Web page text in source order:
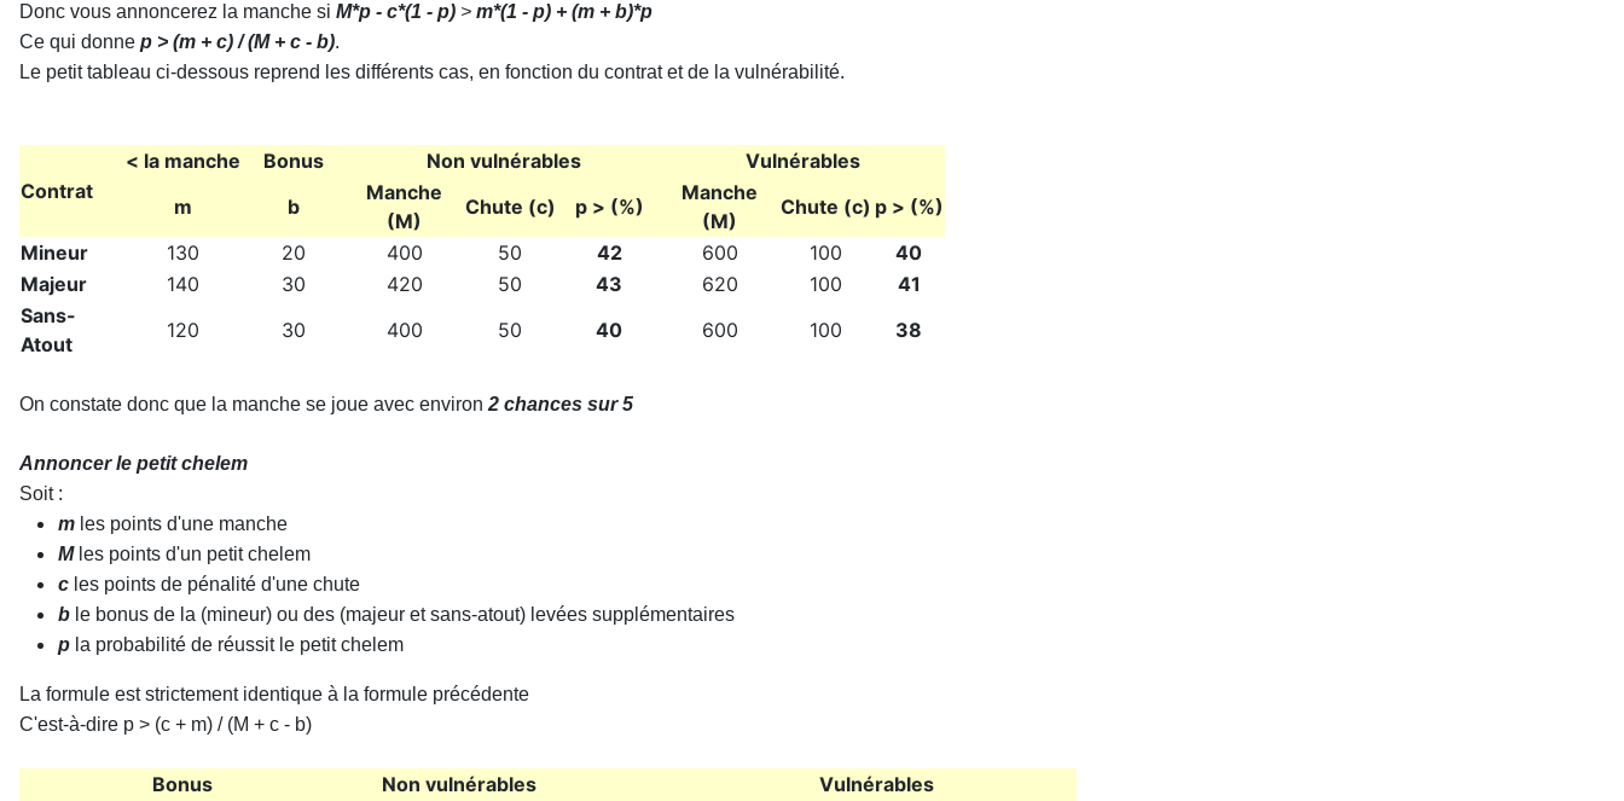
Donc vous annoncerez la manche si M*p - c*(1 - p) > m*(1 - p) + (m + b)*p
Ce qui donne p > (m + c) / (M + c - b).
Le petit tableau ci-dessous reprend les différents cas, en fonction du contrat et de la vulnérabilité.
Contrat
< la manche Bonus Non vulnérables
Vulnérables
m
b
Manche
(M)
Chute (c) p > (%)
Manche
(M)
Chute (c) p > (%)
Mineur
130 20 400 50 42 600 100
40
Majeur
140 30 420 50 43 620 100
41
Sans-
Atout
120 30 400 50 40 600 100 38
On constate donc que la manche se joue avec environ 2 chances sur 5
Annoncer le petit chelem
Soit :
m les points d'une manche
Mles points d'un petit chelem
c les points de pénalité d'une chute
b le bonus de la (mineur) ou des (majeur et sans-atout) levées supplémentaires
p la probabilité de réussit le petit chelem
La formule est strictement identique à la formule précédente
C'est-à-dire p > (c + m) / (M + c - b)
Bonus Non vulnérables
Vulnérables